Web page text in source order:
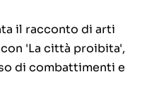
il racconto di arti
'La città proibita',
di combattimenti e